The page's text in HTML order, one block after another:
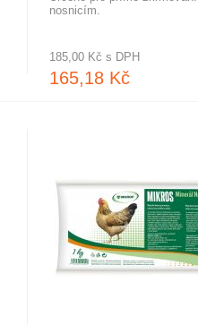
nosnicím.
185,00 Kč s DPH
165,18 Kč